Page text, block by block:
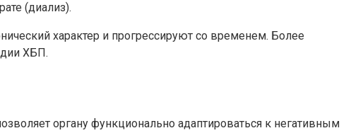
(диализ).
характер и прогрессируют со временем. Более
ХБП.
органу функционально адаптироваться к негативным